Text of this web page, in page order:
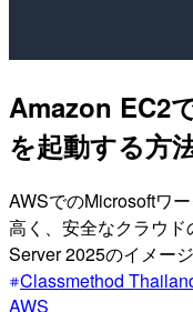
Amazon EC2
を起動する方
AWSでのMicrosoftワ
高く、安全なクラウ
Server 2025のイメー
Classmethod
AWS